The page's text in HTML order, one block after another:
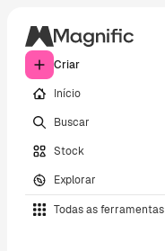
Criar
Início
Buscar
Stock
Explorar
Todas as ferramentas